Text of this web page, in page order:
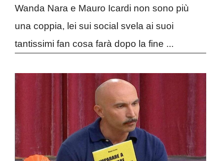
Wanda Nara e Mauro Icardi non sono più
una coppia, lei sui social svela ai suoi
tantissimi fan cosa farà dopo la fine ...